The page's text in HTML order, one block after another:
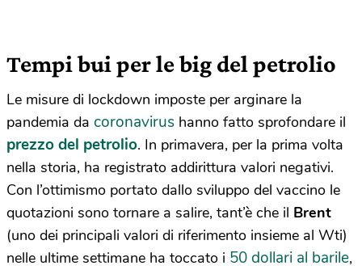
Tempi bui per le big del petrolio
Le misure di lockdown imposte per arginare la
pandemia da coronavirus hanno fatto sprofondare il
prezzo del petrolio. In primavera, per la prima volta
nella storia, ha registrato addirittura valori negativi.
Con l’ottimismo portato dallo sviluppo del vaccino le
quotazioni sono tornare a salire, tant’è che il Brent
(uno dei principali valori di riferimento insieme al Wti)
nelle ultime settimane ha toccato i 50 dollari al barile,